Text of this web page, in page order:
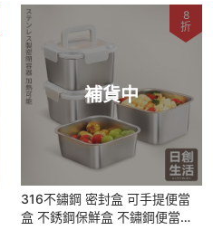
補貨中
8
折
316不鏽鋼 密封盒 可手提便當
盒 不銹鋼保鮮盒 不鏽鋼便當盒